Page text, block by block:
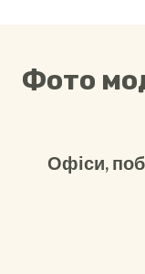
Фото
Офіси,